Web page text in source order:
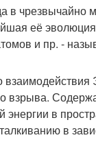
в
её
и пр. -
в
в